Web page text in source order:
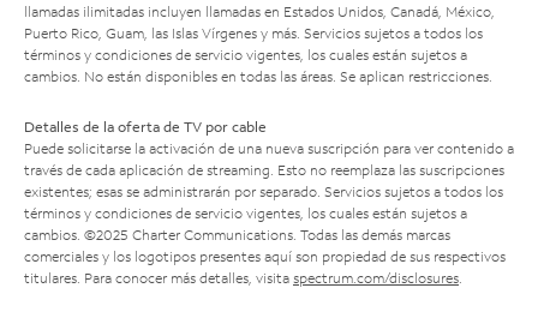
llamadas ilimitadas incluyen llamadas en Estados Unidos, Canadá, México,
Puerto Rico, Guam, las Islas Vírgenes y más. Servicios sujetos a todos los
términos y condiciones de servicio vigentes, los cuales están sujetos a
cambios. No están disponibles en todas las áreas. Se aplican restricciones.
Detalles de la oferta de TV por cable
Puede solicitarse la activación de una nueva suscripción para ver contenido a
través de cada aplicación de streaming. Esto no reemplaza las suscripciones
existentes; esas se administrarán por separado. Servicios sujetos a todos los
términos y condiciones de servicio vigentes, los cuales están sujetos a
cambios. ©2025 Charter Communications. Todas las demás marcas
comerciales y los logotipos presentes aquí son propiedad de sus respectivos
titulares. Para conocer más detalles, visita spectrum.com/disclosures